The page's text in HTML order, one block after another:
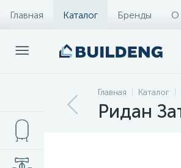
Главная Каталог Бренды О
Главная Каталог
Ридан